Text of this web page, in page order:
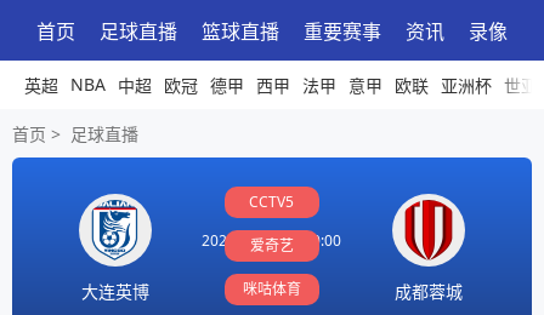
首页 足球直播 篮球直播 重要赛事 资讯 录像
英超 NBA 中超 欧冠 德甲 西甲 法甲 意甲 欧联 亚洲杯 世亚
首页 > 足球直播
大连英博
CCTV5
爱奇艺
咪咕体育
2026-05-23 20:00:00
成都蓉城